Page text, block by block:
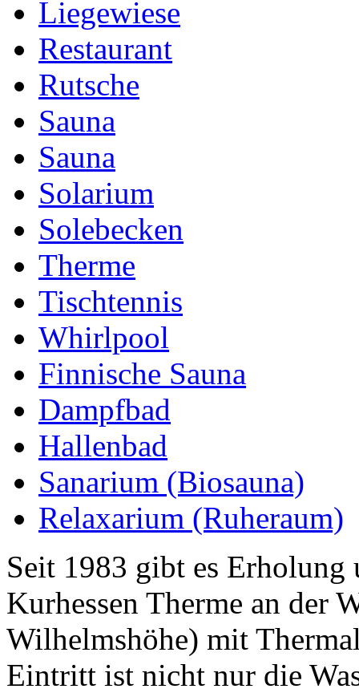
Liegewiese
Restaurant
Rutsche
Sauna
Sauna
Solarium
Solebecken
Therme
Tischtennis
Whirlpool
Finnische Sauna
Dampfbad
Hallenbad
Sanarium (Biosauna)
Relaxarium (Ruheraum)
Seit 1983 gibt es Erholung
Kurhessen Therme an der
Wilhelmshöhe) mit
Eintritt ist nicht nur die